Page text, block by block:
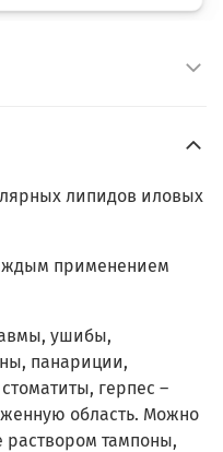
липидов иловых
применением
ушибы,
панариции,
герпес –
область. Можно
раствором тампоны,